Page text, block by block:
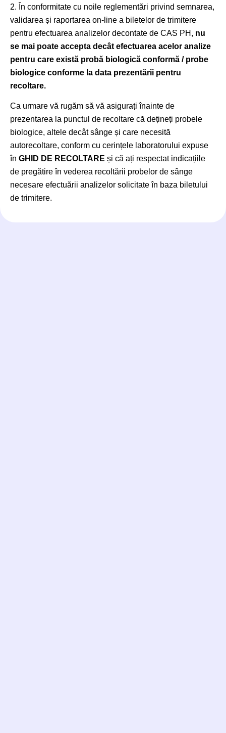
2. În conformitate cu noile reglementări privind semnarea,
validarea și raportarea on-line a biletelor de trimitere
pentru efectuarea analizelor decontate de CAS PH, nu
se mai poate accepta decât efectuarea acelor analize
pentru care există probă biologică conformă / probe
biologice conforme la data prezentării pentru
recoltare.
Ca urmare vă rugăm să vă asigurați înainte de
prezentarea la punctul de recoltare că dețineți probele
biologice, altele decât sânge și care necesită
autorecoltare, conform cu cerințele laboratorului expuse
în GHID DE RECOLTARE și că ați respectat indicațiile
de pregătire în vederea recoltării probelor de sânge
necesare efectuării analizelor solicitate în baza biletului
de trimitere.